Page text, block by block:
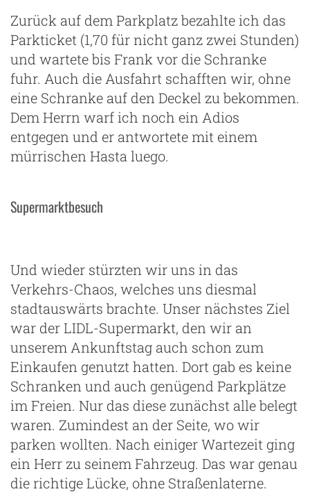
Zurück auf dem Parkplatz bezahlte ich das
Parkticket (1,70 für nicht ganz zwei Stunden)
und wartete bis Frank vor die Schranke
fuhr. Auch die Ausfahrt schafften wir, ohne
eine Schranke auf den Deckel zu bekommen.
Dem Herrn warf ich noch ein Adios
entgegen und er antwortete mit einem
mürrischen Hasta luego.
Supermarktbesuch
Und wieder stürzten wir uns in das
Verkehrs-Chaos, welches uns diesmal
stadtauswärts brachte. Unser nächstes Ziel
war der LIDL-Supermarkt, den wir an
unserem Ankunftstag auch schon zum
Einkaufen genutzt hatten. Dort gab es keine
Schranken und auch genügend Parkplätze
im Freien. Nur das diese zunächst alle belegt
waren. Zumindest an der Seite, wo wir
parken wollten. Nach einiger Wartezeit ging
ein Herr zu seinem Fahrzeug. Das war genau
die richtige Lücke, ohne Straßenlaterne.